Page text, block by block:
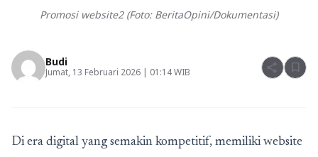
Promosi website2 (Foto: BeritaOpini/Dokumentasi)
Budi
Jumat, 13 Februari 2026 | 01:14 WIB share bookmark
Di era digital yang semakin kompetitif, memiliki website